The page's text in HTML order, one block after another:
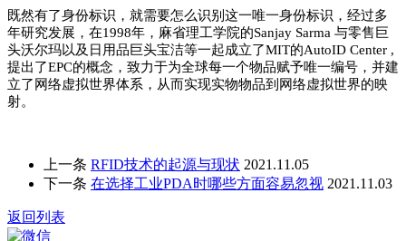
既然有了身份标识，就需要怎么识别这一唯一身份标识，经过多
年研究发展， 在1998年，麻省理工学院的Sanjay Sarma 与零售巨
头沃尔玛以及日用品巨头宝洁等一起成立了MIT的AutoID Center ,
提出了EPC的概念，致力于为全球每一个物品赋予唯一编号，并建
立了网络虚拟世界体系，从而实现实物物品到网络虚拟世界的映
射。
上一条 RFID技术的起源与现状 2021.11.05
下一条 在选择工业PDA时哪些方面容易忽视 2021.11.03
返回列表